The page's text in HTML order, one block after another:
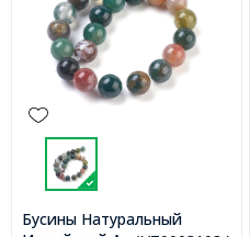
Бусины Синтетическая